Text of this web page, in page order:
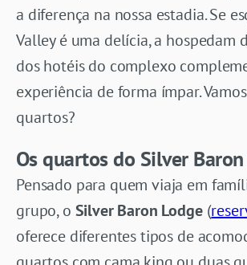
a diferença na nossa estadia. Se
Valley é uma delícia, a hospedam
dos hotéis do complexo
experiência de forma ímpar.
quartos?
Os quartos do Silver
Pensado para quem viaja em
grupo, o Silver Baron Lodge(
oferece diferentes tipos de